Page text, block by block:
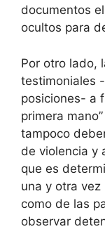
documentos
ocultos para
Por otro lado,
testimoniales
posiciones- a
primera
tampoco
de violencia y
que es
una y otra
como de las
observar